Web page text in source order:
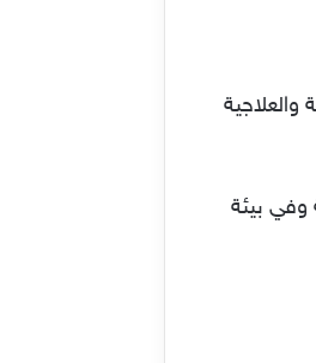
والعلاجية
وفي بيئة